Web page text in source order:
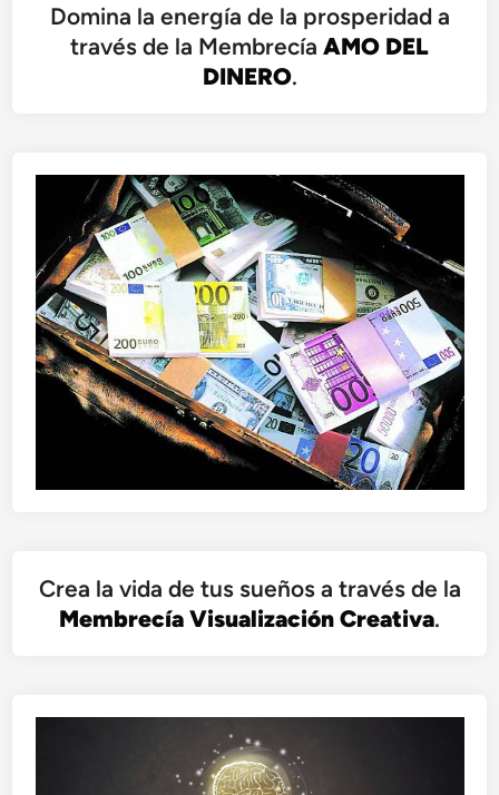
Domina la energía de la prosperidad a
través de la Membrecía AMO DEL
DINERO.
Crea la vida de tus sueños a través de la
Membrecía Visualización Creativa.